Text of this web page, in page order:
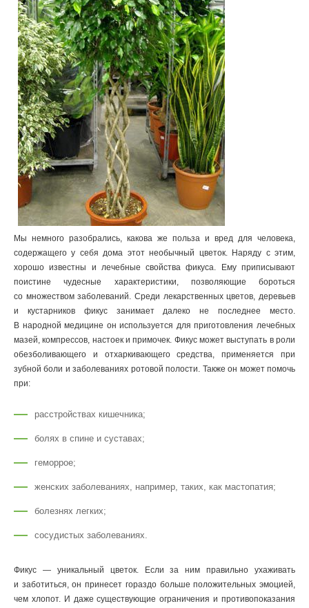
Мы немного разобрались, какова же польза и вред для человека,
содержащего у себя дома этот необычный цветок. Наряду с этим,
хорошо известны и лечебные свойства фикуса. Ему приписывают
поистине чудесные характеристики, позволяющие бороться
со множеством заболеваний. Среди лекарственных цветов, деревьев
и кустарников фикус занимает далеко не последнее место.
В народной медицине он используется для приготовления лечебных
мазей, компрессов, настоек и примочек. Фикус может выступать в роли
обезболивающего и отхаркивающего средства, применяется при
зубной боли и заболеваниях ротовой полости. Также он может помочь
при:
расстройствах кишечника;
болях в спине и суставах;
геморрое;
женских заболеваниях, например, таких, как мастопатия;
болезнях легких;
сосудистых заболеваниях.
Фикус — уникальный цветок. Если за ним правильно ухаживать
и заботиться, он принесет гораздо больше положительных эмоцией,
чем хлопот. И даже существующие ограничения и противопоказания